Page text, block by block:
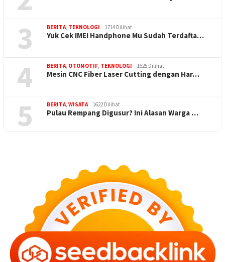
3 BERITA, TEKNOLOGI 1714 Dilihat
Yuk Cek IMEI Handphone Mu Sudah Terdafta…
4 BERITA, OTOMOTIF, TEKNOLOGI 1625 Dilihat
Mesin CNC Fiber Laser Cutting dengan Har…
5 BERITA, WISATA 1622 Dilihat
Pulau Rempang Digusur? Ini Alasan Warga …